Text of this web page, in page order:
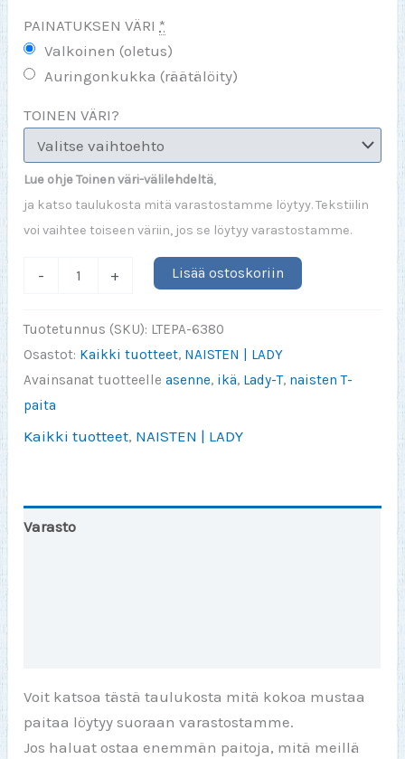
PAINATUKSEN VÄRI *
Valkoinen (oletus)
Auringonkukka (räätälöity)
TOINEN VÄRI?
Lue ohje Toinen väri-välilehdeltä,
ja katso taulukosta mitä varastostamme löytyy. Tekstiilin
voi vaihtee toiseen väriin, jos se löytyy varastostamme.
-
becoming
(Lady)
+ Lisää ostoskoriin
Tuotetunnus (SKU): LTEPA-6380
Osastot: Kaikki tuotteet, NAISTEN | LADY
Avainsanat tuotteelleasenne, ikä, Lady-T, naisten T-
paita
Kaikki tuotteet, NAISTEN | LADY
Varasto
Voit katsoa tästä taulukosta mitä kokoa mustaa
paitaa löytyy suoraan varastostamme.
Jos haluat ostaa enemmän paitoja, mitä meillä